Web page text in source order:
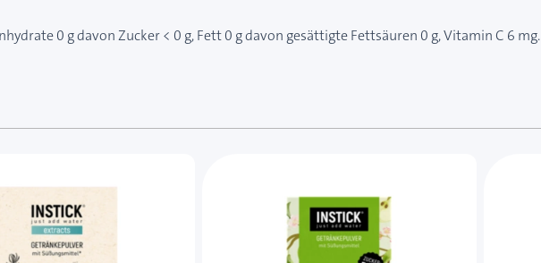
0 g davon Zucker < 0 g, Fett 0 g davon gesättigte Fettsäuren 0 g, Vitamin C 6 mg.